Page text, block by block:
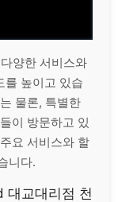
양한 서비스와
를 높이고 있습
물론, 특별한
이 방문하고 있
요 서비스와 할
니다.
대교대리점 천